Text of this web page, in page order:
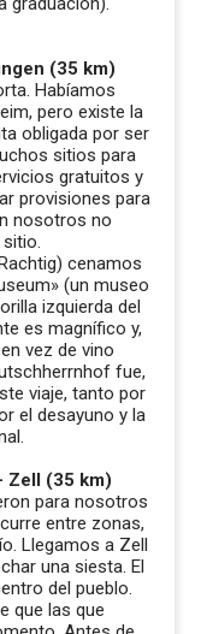
(35 km)
Habíamos
pero existe la
obligada por ser
sitios para
gratuitos y
provisiones para
nosotros no
cenamos
(un museo
izquierda del
es magnífico y,
vez de vino
fue,
viaje, tanto por
el desayuno y la
Zell (35 km)
para nosotros
entre zonas,
Llegamos a Zell
una siesta. El
del pueblo.
que las que